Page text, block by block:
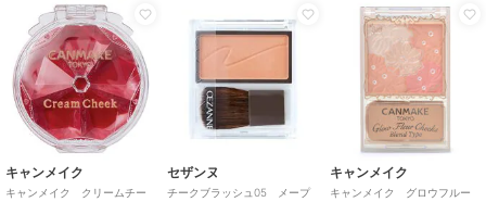
キャンメイク
キャンメイク クリームチー
セザンヌ
チークブラッシュ05 メープ
キャンメイク
キャンメイク グロウフルー